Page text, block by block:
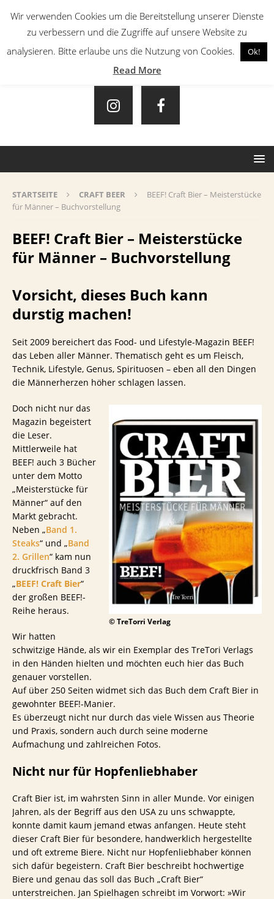
STARTSEITE CRAFT BEER
BEEF! Craft Bier – Meisterstücke
für Männer – Buchvorstellung
BEEF! Craft Bier – Meisterstücke
für Männer – Buchvorstellung
Vorsicht, dieses Buch kann
durstig machen!
Seit 2009 bereichert das Food- und Lifestyle-Magazin BEEF!
das Leben aller Männer. Thematisch geht es um Fleisch,
Technik, Lifestyle, Genus, Spirituosen – eben all den Dingen
die Männerherzen höher schlagen lassen.
© TreTorri Verlag
Doch nicht nur das
Magazin begeistert
die Leser.
Mittlerweile hat
BEEF! auch 3 Bücher
unter dem Motto
„Meisterstücke für
Männer“ auf den
Markt gebracht.
Neben „Band 1.
Steaks“ und „Band
2. Grillen“ kam nun
druckfrisch Band 3
„BEEF! Craft Bier“
der großen BEEF!-
Reihe heraus.
Wir hatten
schwitzige Hände, als wir ein Exemplar des TreTori Verlags
in den Händen hielten und möchten euch hier das Buch
genauer vorstellen.
Auf über 250 Seiten widmet sich das Buch dem Craft Bier in
gewohnter BEEF!-Manier.
Es überzeugt nicht nur durch das viele Wissen aus Theorie
und Praxis, sondern auch durch seine moderne
Aufmachung und zahlreichen Fotos.
Nicht nur für Hopfenliebhaber
Craft Bier ist, im wahrsten Sinn in aller Munde. Vor einigen
Jahren, als der Begriff aus den USA zu uns schwappte,
konnte damit kaum jemand etwas anfangen. Heute steht
dieser Craft Bier für besondere, handwerklich hergestellte
und oft extreme Biere. Nicht nur Hopfenliebhaber können
sich dafür begeistern. Craft Bier beschreibt hochwertige
Biere und genau das soll das Buch „Craft Bier“
unterstreichen. Jan Spielhagen schreibt im Vorwort: »Wir
Wir verwenden Cookies um die Bereitstellung unserer Dienste
zu verbessern und die Zugriffe auf unsere Website zu
analysieren. Bitte erlaube uns die Nutzung von Cookies.
Ok!
Read More